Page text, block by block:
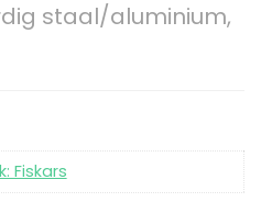
staal/aluminium,
Fiskars